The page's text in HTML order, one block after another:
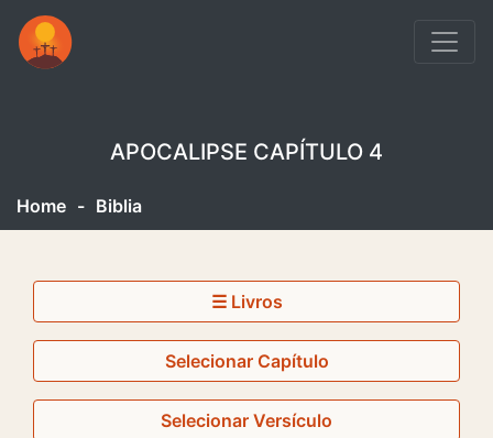
APOCALIPSE CAPÍTULO 4
Home - Biblia
☰ Livros
Selecionar Capítulo
Selecionar Versículo